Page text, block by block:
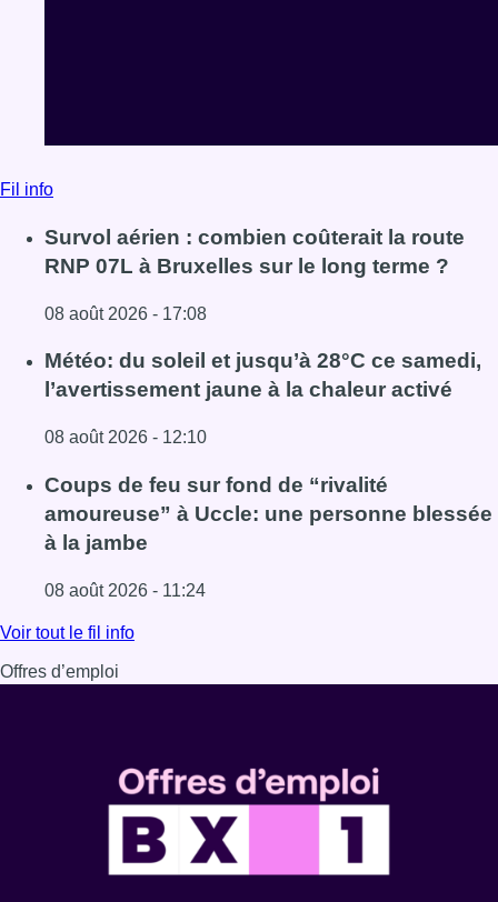
Fil info
Survol aérien : combien coûterait la route
RNP 07L à Bruxelles sur le long terme ?
08 août 2026 - 17:08
Lire l'article Survol aérien : combien coûterait la route
Météo: du soleil et jusqu’à 28°C ce samedi,
l’avertissement jaune à la chaleur activé
08 août 2026 - 12:10
Lire l'article Météo: du soleil et jusqu’à 28°C ce samedi,
Coups de feu sur fond de “rivalité
amoureuse” à Uccle: une personne blessée
à la jambe
08 août 2026 - 11:24
Lire l'article Coups de feu sur fond de “rivalité
Voir tout le fil info
Offres d’emploi